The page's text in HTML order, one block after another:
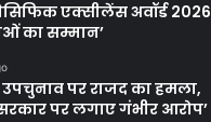
एक्सीलेंस अवॉर्ड 2026
का सम्मान’
पर राजद का हमला,
पर लगाए गंभीर आरोप’